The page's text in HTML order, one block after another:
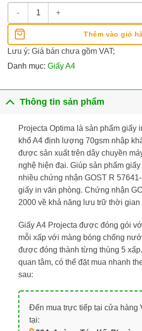
Giấy A4 Projecta Optima 70GSM số
Thêm vào giỏ
Lưu ý: Giá bán chưa gồm VAT;
Danh mục: Giấy A4
Thông tin sản phẩm
Projecta Optima là sản phẩm giấy
khổ A4 định lượng 70gsm nhập
được sản xuất trên dây chuyền
nghệ hiện đại. Giúp sản phẩm
nhiều chứng nhận GOST R
giấy in văn phòng. Chứng nhận
2000 về khả năng lưu trữ thời gian
Giấy A4 Projecta được đóng gói
mỗi xấp với màng bóng chống
được đóng thành từng thùng 5
quan tâm, có thể đặt mua nhanh
sau:
Đến mua trực tiếp tại cửa hàng
tại: